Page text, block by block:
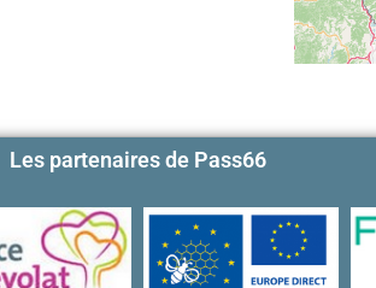
Les partenaires de Pass66